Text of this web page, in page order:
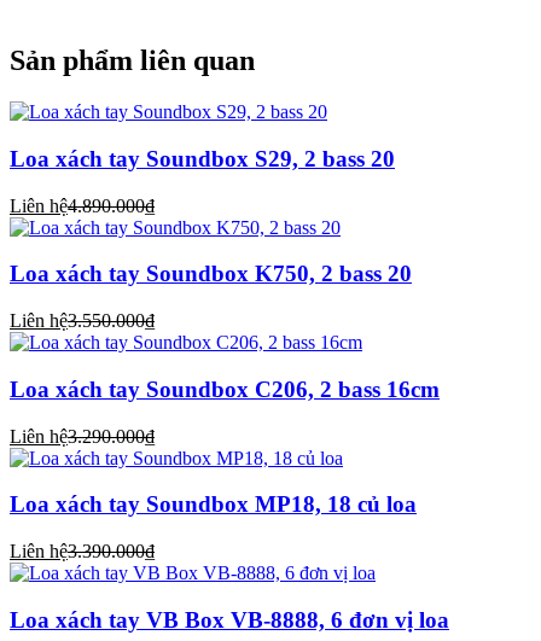
Sản phẩm liên quan
Loa xách tay Soundbox S29, 2 bass 20
Liên hệ4.890.000₫
Loa xách tay Soundbox K750, 2 bass 20
Liên hệ3.550.000₫
Loa xách tay Soundbox C206, 2 bass 16cm
Liên hệ3.290.000₫
Loa xách tay Soundbox MP18, 18 củ loa
Liên hệ3.390.000₫
Loa xách tay VB Box VB-8888, 6 đơn vị loa